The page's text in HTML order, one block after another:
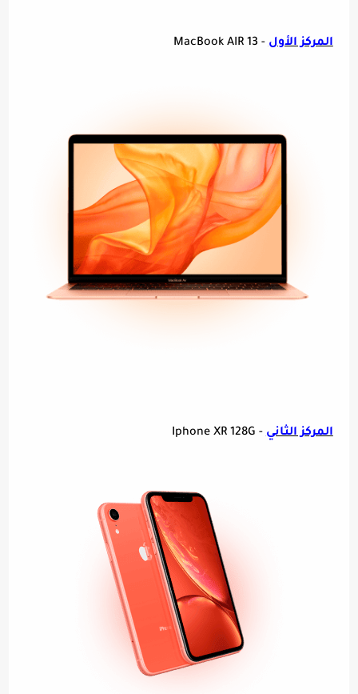
المركز الأول- MacBook AIR 13
المركز الثاني- Iphone XR 128G